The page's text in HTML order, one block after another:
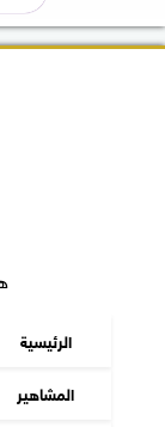
الرئيسية
المشاهير